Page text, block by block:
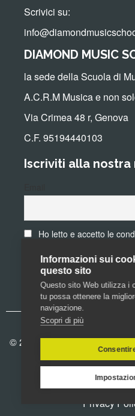
Scrivici su:
DIAMOND MUSIC
la sede della Scuola di
A.C.R.M Musica e non
Via Crimea 48 r, Genova
C.F. 95194440103
Iscriviti alla
Ho letto e accetto le
© 2016 Diamond Music
Privacy
Informazioni sui
questo sito
Questo sito Web utilizza i
tu possa ottenere la
navigazione.
Scopri di più